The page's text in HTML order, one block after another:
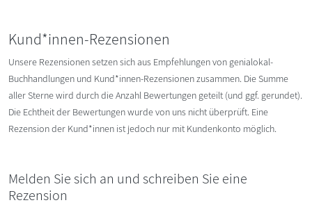
Kund*innen-Rezensionen
Unsere Rezensionen setzen sich aus Empfehlungen von genialokal-
Buchhandlungen und Kund*innen-Rezensionen zusammen. Die Summe
aller Sterne wird durch die Anzahl Bewertungen geteilt (und ggf. gerundet).
Die Echtheit der Bewertungen wurde von uns nicht überprüft. Eine
Rezension der Kund*innen ist jedoch nur mit Kundenkonto möglich.
Melden Sie sich an und schreiben Sie eine
Rezension